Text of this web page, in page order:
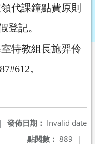
代課鐘點費原則
登記。
特教組長施羿伶
。
發佈日期： Invalid date
|
點閱數： 889 |